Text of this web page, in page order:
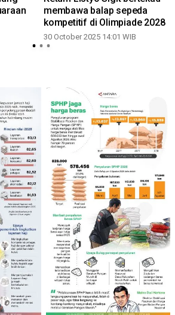
membawa balap sepeda
kompetitif di Olimpiade 2028
30 October 2025 14:01 WIB